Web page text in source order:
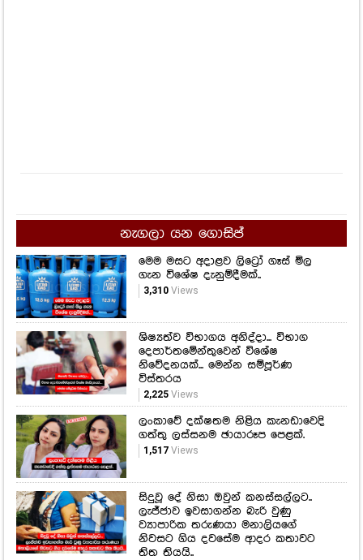
නැගලා යන ගොසිප්
මෙම මසට අදාළව ලිට්‍රෝ ගෑස් මිල
ගැන විශේෂ දැනුම්දීමක්..
3,310Views
ශිෂ්‍යත්ව විභාගය අනිද්දා... විභාග
දෙපාර්තමේන්තුවෙන් විශේෂ
නිවේදනයක්... මෙන්න සම්පූර්ණ
විස්තරය
2,225Views
ලංකාවේ දක්ෂතම නිළිය කැනඩාවෙදි
ගත්තු ලස්සනම ඡායාරූප පෙළක්.
1,517Views
සිදුවූ දේ නිසා ඔවුන් කනස්සල්ලට..
ලැජ්ජාව ඉවසාගන්න බැරි වුණු
ව්‍යාපාරික තරුණයා මනාලියගේ
නිවසට ගිය දවසේම ආදර කතාවට
තිත තියයි..